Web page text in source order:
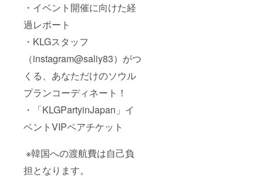
・イベント開催に向けた経
過レポート
・KLGスタッフ
（instagram@saliy83）がつ
くる、あなただけのソウル
プランコーディネート！
・「KLGPartyinJapan」イ
ベントVIPペアチケット
※韓国への渡航費は自己負
担となります。